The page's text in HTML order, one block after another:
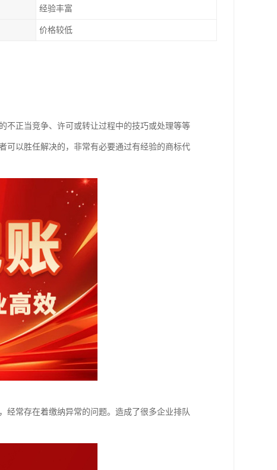
经验丰富
价格较低
不正当竞争、许可或转让过程中的技巧或处理等等
可以胜任解决的，非常有必要通过有经验的商标代
经常存在着缴纳异常的问题。造成了很多企业排队